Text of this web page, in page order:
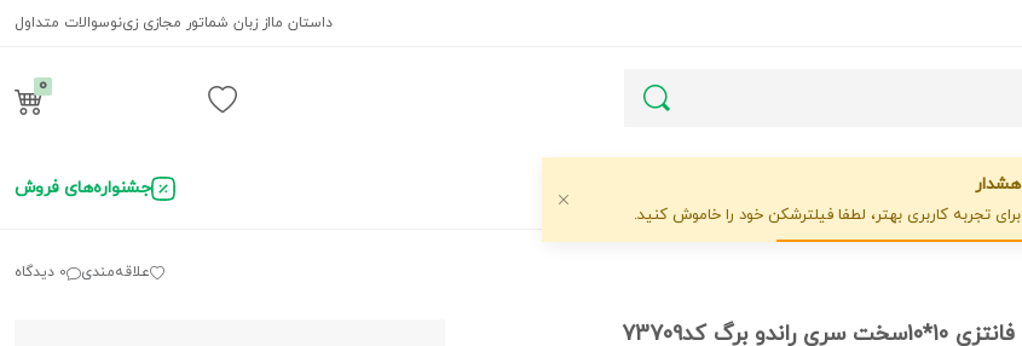
سوالات متداولتور مجازی زی‌نواز زبان شماداستان ما
0
جشنواره‌های فروش
علاقه‌مندی 0 دیدگاه
هشدار
برای تجربه کاربری بهتر، لطفا فیلترشکن خود را خاموش کنید.